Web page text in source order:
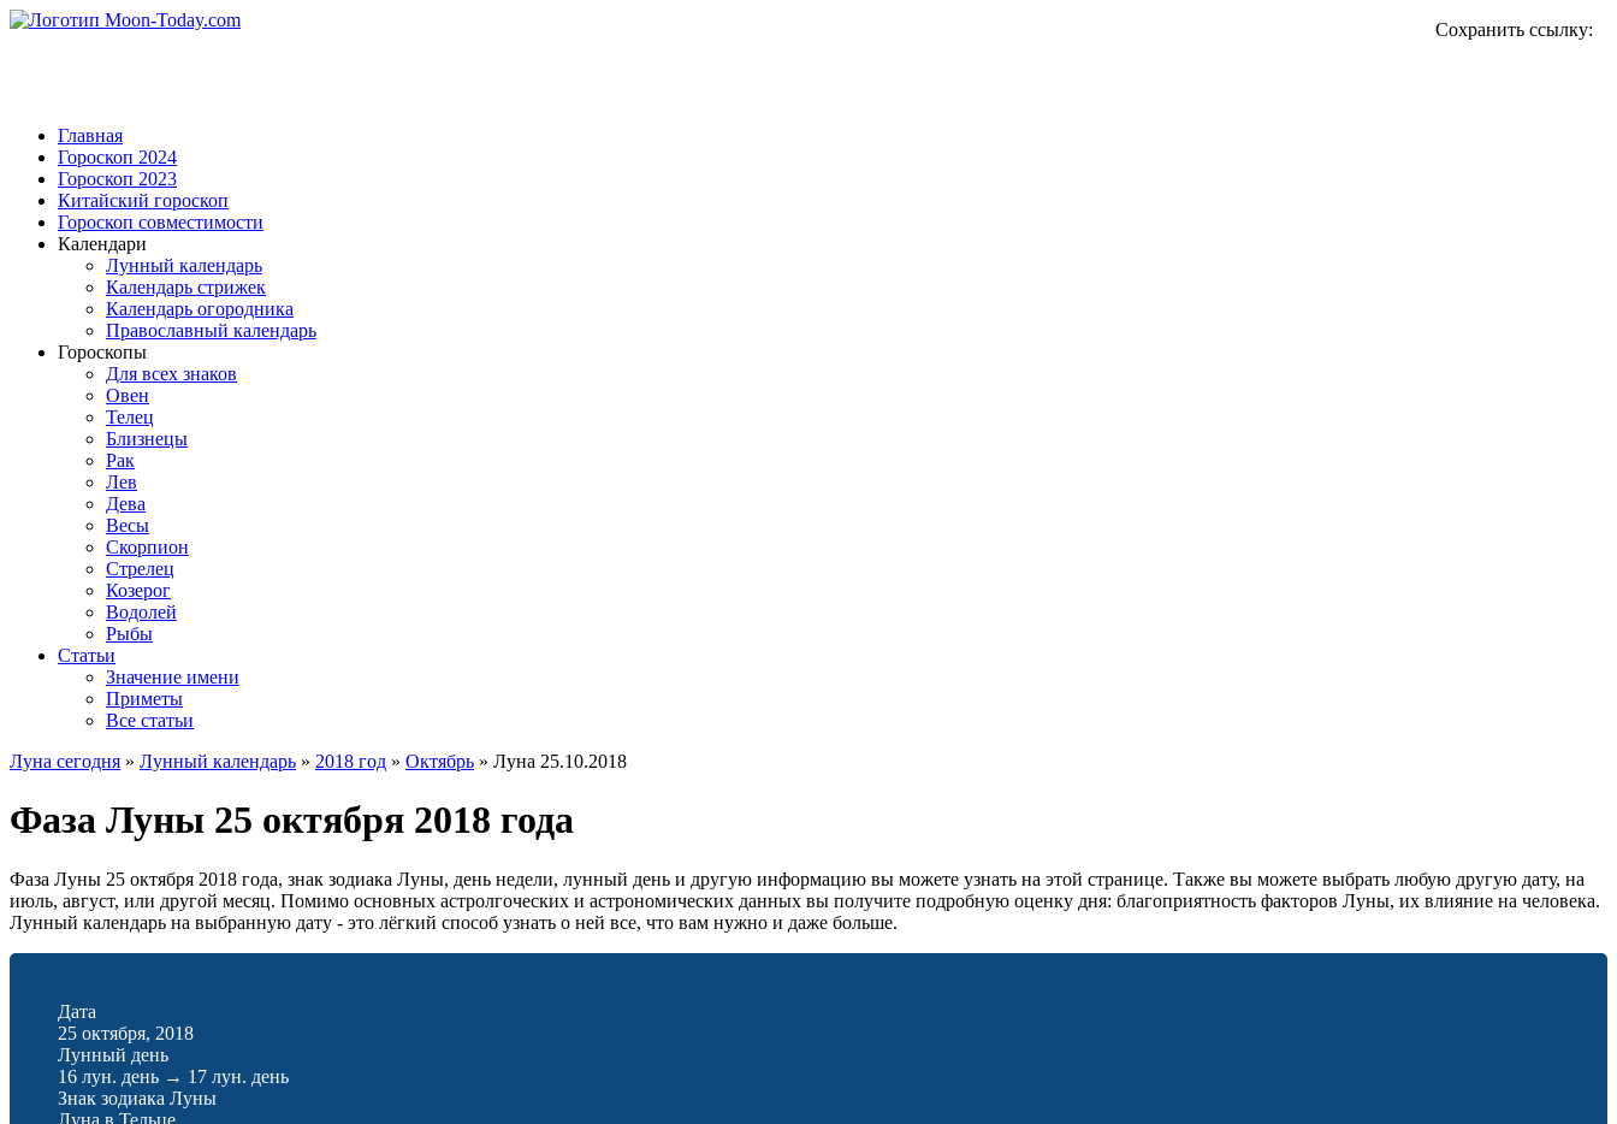
Сохранить ссылку:
Главная
Гороскоп 2024
Гороскоп 2023
Китайский гороскоп
Гороскоп совместимости
Календари
Лунный календарь
Календарь стрижек
Календарь огородника
Православный календарь
Гороскопы
Для всех знаков
Овен
Телец
Близнецы
Рак
Лев
Дева
Весы
Скорпион
Стрелец
Козерог
Водолей
Рыбы
Статьи
Значение имени
Приметы
Все статьи
Луна сегодня » Лунный календарь » 2018 год » Октябрь » Луна 25.10.2018
Фаза Луны 25 октября 2018 года
Фаза Луны 25 октября 2018 года, знак зодиака Луны, день недели, лунный день и другую информацию вы можете узнать на этой странице. Также вы можете выбрать любую другую дату, на
июль, август, или другой месяц. Помимо основных астролгоческих и астрономических данных вы получите подробную оценку дня: благоприятность факторов Луны, их влияние на человека.
Лунный календарь на выбранную дату - это лёгкий способ узнать о ней все, что вам нужно и даже больше.
Дата
25 октября, 2018
Лунный день
16 лун. день → 17 лун. день
Знак зодиака Луны
Луна в Тельце